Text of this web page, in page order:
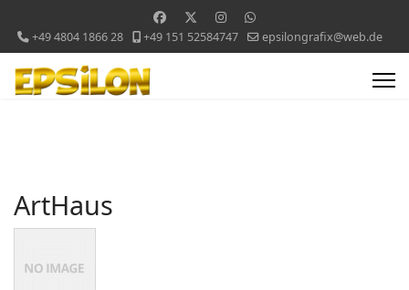
+49 4804 1866 28 +49 151 52584747 epsilongrafix@web.de
ArtHaus